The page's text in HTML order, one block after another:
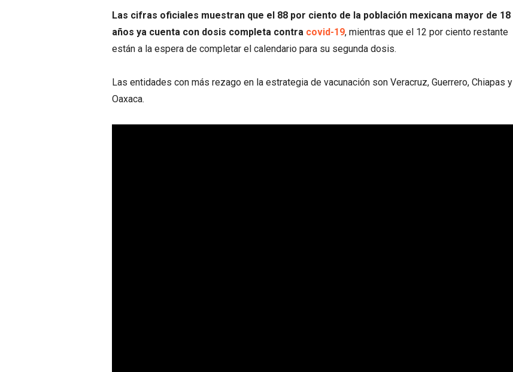
Las cifras oficiales muestran que el 88 por ciento de la población mexicana mayor de 18
años ya cuenta con dosis completa contra covid-19, mientras que el 12 por ciento restante
están a la espera de completar el calendario para su segunda dosis.
Las entidades con más rezago en la estrategia de vacunación son Veracruz, Guerrero, Chiapas y
Oaxaca.